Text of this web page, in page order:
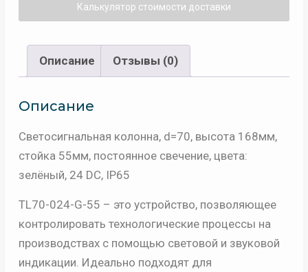
Калькулятор стоимости доставки
Описание Отзывы (0)
Описание
Светосигнальная колонна, d=70, высота 168мм,
стойка 55мм, постоянное свечение, цвета:
зелёный, 24 DC, IP65
TL70-024-G-55 – это устройство, позволяющее
контролировать технологические процессы на
производствах с помощью световой и звуковой
индикации. Идеально подходят для